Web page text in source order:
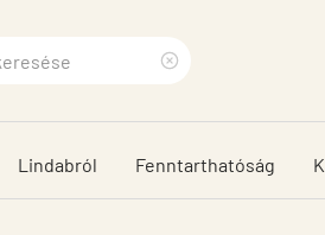
search
phrase
Lindabról Fenntarthatóság